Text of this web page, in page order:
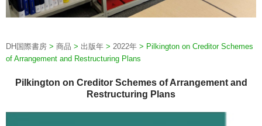
DH国際書房 > 商品 > 出版年 > 2022年 > Pilkington on Creditor Schemes
of Arrangement and Restructuring Plans
Pilkington on Creditor Schemes of Arrangement and
Restructuring Plans